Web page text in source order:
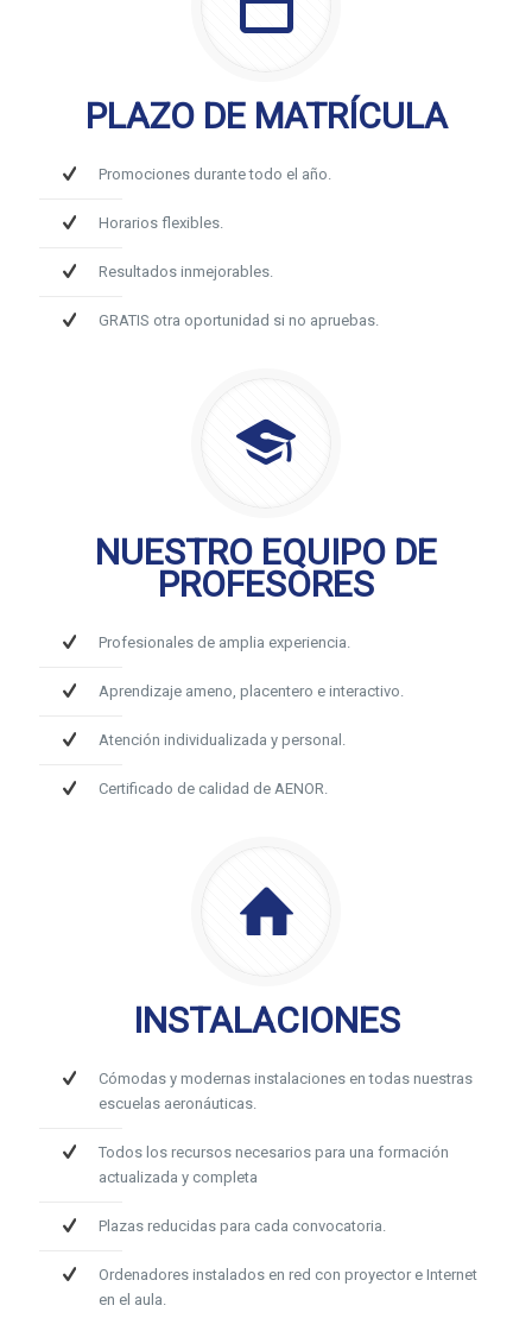
PLAZO DE MATRÍCULA
Promociones durante todo el año.
Horarios flexibles.
Resultados inmejorables.
GRATIS otra oportunidad si no apruebas.
NUESTRO EQUIPO DE
PROFESORES
Profesionales de amplia experiencia.
Aprendizaje ameno, placentero e interactivo.
Atención individualizada y personal.
Certificado de calidad de AENOR.
INSTALACIONES
Cómodas y modernas instalaciones en todas nuestras
escuelas aeronáuticas.
Todos los recursos necesarios para una formación
actualizada y completa
Plazas reducidas para cada convocatoria.
Ordenadores instalados en red con proyector e Internet
en el aula.